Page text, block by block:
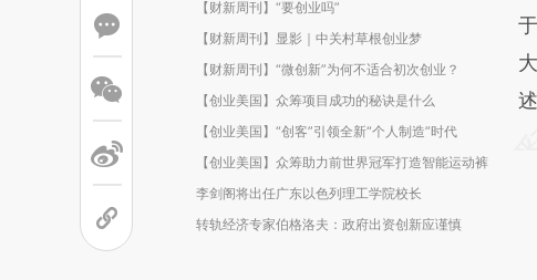
【财新周刊】“要创业吗”
【财新周刊】显影｜中关村草根创业梦
【财新周刊】“微创新”为何不适合初次创业？
【创业美国】众筹项目成功的秘诀是什么
【创业美国】“创客”引领全新“个人制造”时代
【创业美国】众筹助力前世界冠军打造智能运动裤
李剑阁将出任广东以色列理工学院校长
转轨经济专家伯格洛夫：政府出资创新应谨慎